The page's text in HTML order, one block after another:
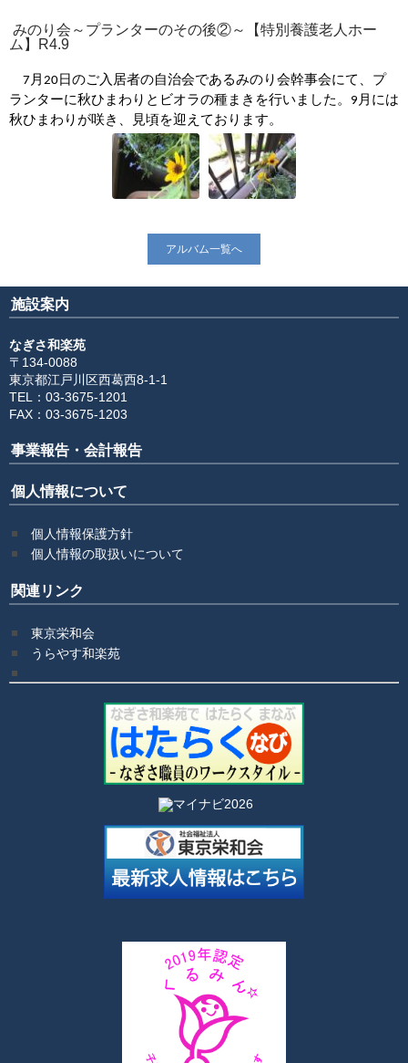
相談窓口一覧
利用対象者一覧
みのり会～プランターのその後②～【特別養護老人ホー
ム】R4.9
7 月 20 日のご入居者の自治会であるみのり会幹事会にて、プ
ランターに秋ひまわりとビオラの種まきを行いました。 9 月には
秋ひまわりが咲き、見頃を迎えております。
アルバム一覧へ
施設案内
なぎさ和楽苑
〒134-0088
東京都江戸川区西葛西8-1-1
TEL：03-3675-1201
FAX：03-3675-1203
事業報告・会計報告
個人情報について
個人情報保護方針
個人情報の取扱いについて
関連リンク
東京栄和会
うらやす和楽苑